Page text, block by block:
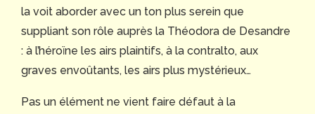
la voit aborder avec un ton plus serein que
suppliant son rôle auprès la Théodora de Desandre
: à l’héroïne les airs plaintifs, à la contralto, aux
graves envoûtants, les airs plus mystérieux…
Pas un élément ne vient faire défaut à la